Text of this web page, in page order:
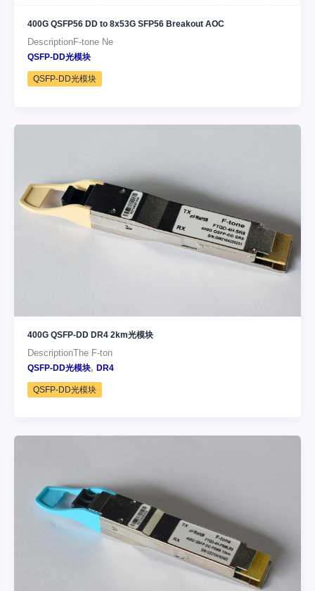
400G QSFP56 DD to 8x53G SFP56 Breakout AOC
DescriptionF-tone Ne
QSFP-DD光模块
QSFP-DD光模块
400G QSFP-DD DR4 2km光模块
DescriptionThe F-ton
QSFP-DD光模块, DR4
QSFP-DD光模块